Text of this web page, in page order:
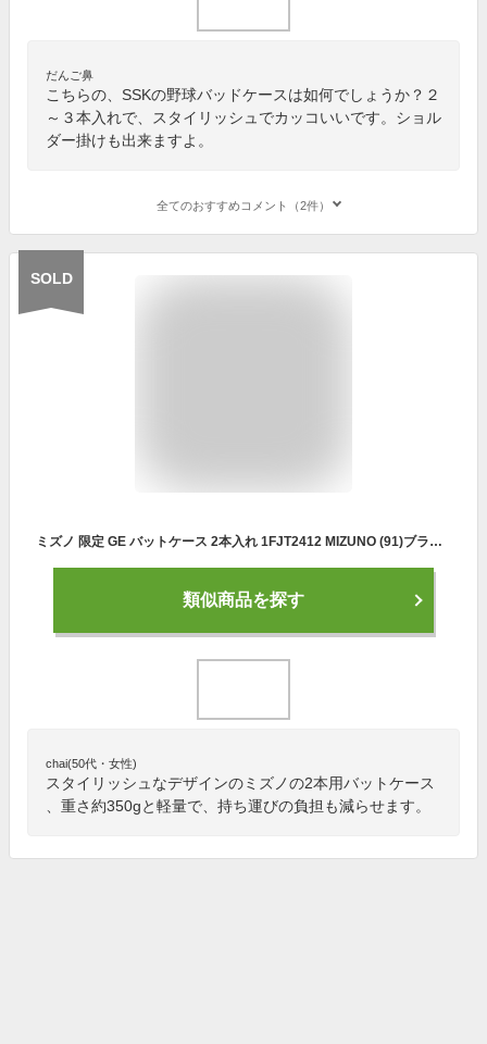
だんご鼻
こちらの、SSKの野球バッドケースは如何でしょうか？２
～３本入れで、スタイリッシュでカッコいいです。ショル
ダー掛けも出来ますよ。
全てのおすすめコメント（2件）
SOLD
ミズノ 限定 GE バットケース 2本入れ 1FJT2412 MIZUNO (91)ブラック×グレー -
類似商品を探す
chai(50代・女性)
スタイリッシュなデザインのミズノの2本用バットケース
、重さ約350gと軽量で、持ち運びの負担も減らせます。